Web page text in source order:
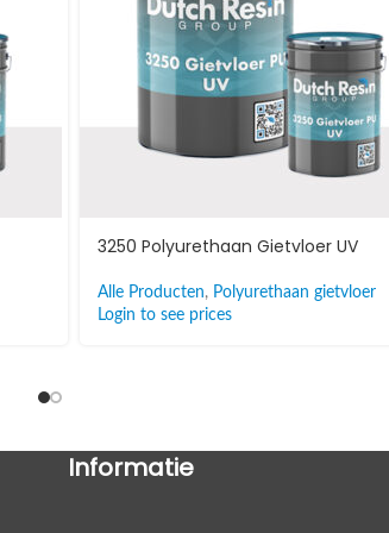
3250 Polyurethaan Gietvloer UV
Alle Producten, Polyurethaan gietvloer
Login to see prices
Informatie